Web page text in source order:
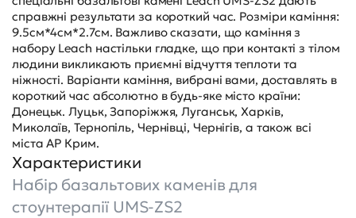
справжні результати за короткий час. Розміри каміння:
9.5см*4см*2.7см. Важливо сказати, що каміння з
набору Leach настільки гладке, що при контакті з тілом
людини викликають приємні відчуття теплоти та
ніжності. Варіанти каміння, вибрані вами, доставлять в
короткий час абсолютно в будь-яке місто країни:
Донецьк. Луцьк, Запоріжжя, Луганськ, Харків,
Миколаїв, Тернопіль, Чернівці, Чернігів, а також всі
міста АР Крим.
Характеристики
Набір базальтових каменів для
стоунтерапії UMS-ZS2